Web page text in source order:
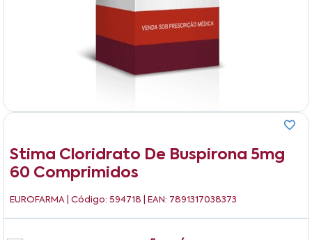
Stima Cloridrato De Buspirona 5mg
60 Comprimidos
EUROFARMA | Código: 594718 | EAN: 7891317038373